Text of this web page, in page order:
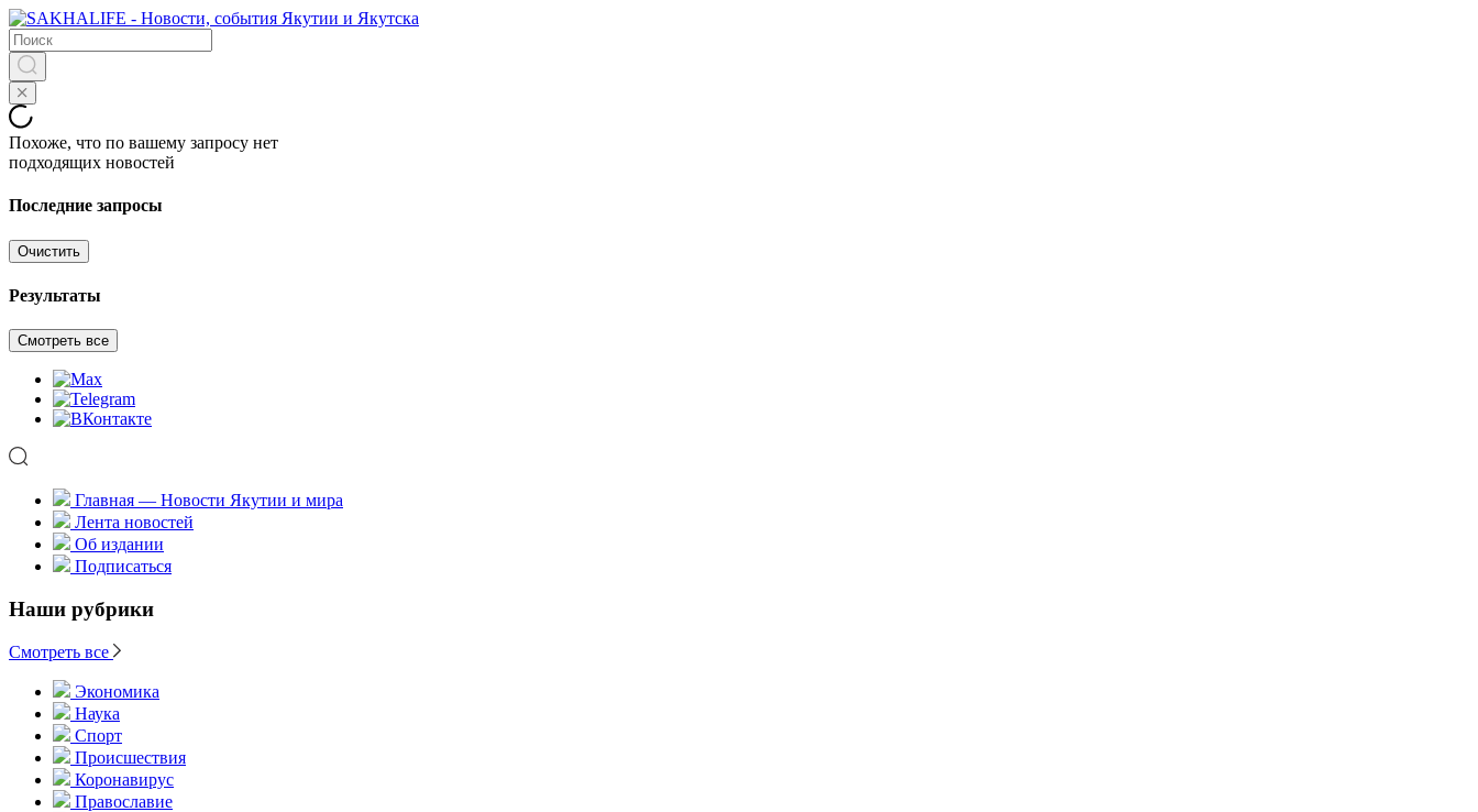
Похоже, что по вашему запросу нет
подходящих новостей
Последние запросы
Очистить
Результаты
Смотреть все
Главная — Новости Якутии и мира
Лента новостей
Об издании
Подписаться
Наши рубрики
Смотреть все
Экономика
Наука
Спорт
Происшествия
Коронавирус
Православие